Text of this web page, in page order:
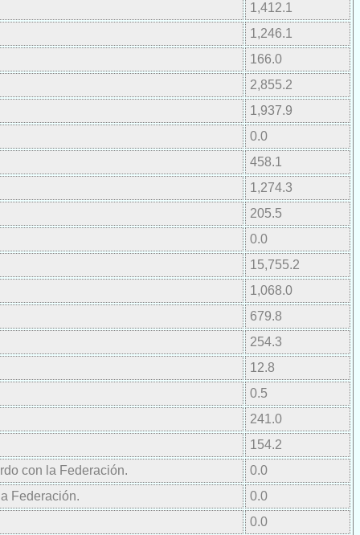
1,412.1
1,246.1
166.0
2,855.2
1,937.9
0.0
458.1
1,274.3
205.5
0.0
15,755.2
1,068.0
679.8
254.3
12.8
0.5
241.0
154.2
con la Federación.
0.0
Federación.
0.0
0.0